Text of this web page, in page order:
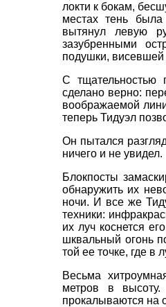
локти к бокам,
местах тень
вытянул левую
зазубренными
подушки, висевшей
С тщательностью
сделано верно:
воображаемой
теперь Тидуэл
Он пытался
ничего и не увидел.
Блокпосты
обнаружить их
ночи. И все же
техники:
их луч коснется
шквальный огонь
той ее точке, где в
Весьма
метров в
прокалываются на